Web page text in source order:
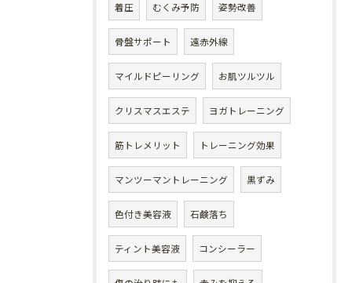
着圧 むくみ予防 姿勢改善
骨盤サポート 遠赤外線
マイルドピーリング お肌ツルツル
クリスマスエステ ヨガトレーニング
筋トレメリット トレーニング効果
マンツーマントレーニング 黒ずみ
色付き美容液 石鹸落ち
ティント美容液 コンシーラー